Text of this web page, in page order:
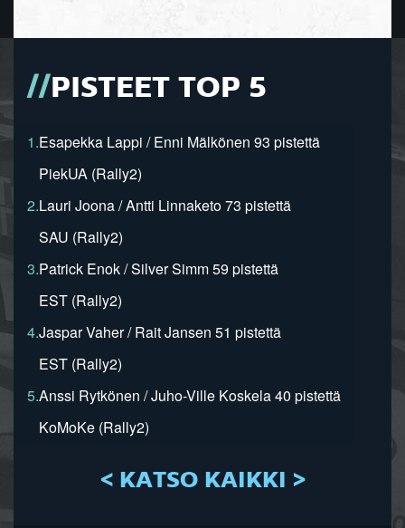
PISTEET TOP 5
1.Esapekka Lappi / Enni Mälkönen 93 pistettä
PiekUA (Rally2)
2.Lauri Joona / Antti Linnaketo 73 pistettä
SAU (Rally2)
3.Patrick Enok / Silver Simm 59 pistettä
EST (Rally2)
4.Jaspar Vaher / Rait Jansen 51 pistettä
EST (Rally2)
5.Anssi Rytkönen / Juho-Ville Koskela 40 pistettä
KoMoKe (Rally2)
< KATSO KAIKKI >